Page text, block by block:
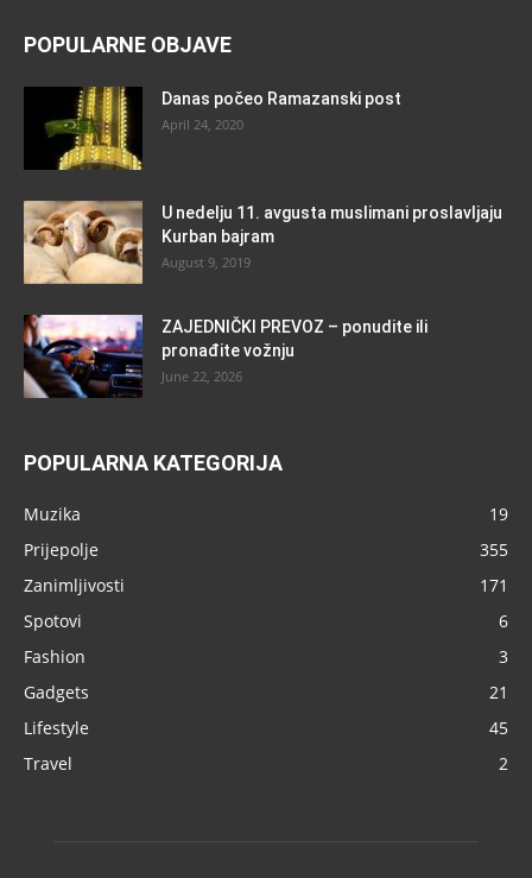
POPULARNE OBJAVE
Danas počeo Ramazanski post
April 24, 2020
U nedelju 11. avgusta muslimani proslavljaju
Kurban bajram
August 9, 2019
ZAJEDNIČKI PREVOZ – ponudite ili
pronađite vožnju
June 22, 2026
POPULARNA KATEGORIJA
Muzika
19
Prijepolje
355
Zanimljivosti
171
Spotovi
6
Fashion
3
Gadgets
21
Lifestyle
45
Travel
2